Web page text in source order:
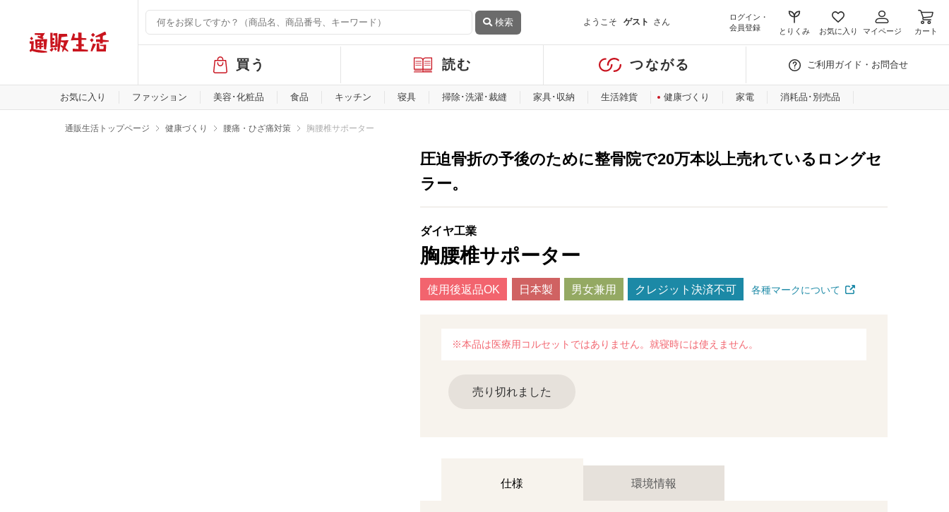
検索 ようこそ ゲスト さん
ログイン・
会員登録
とりくみ お気に入り マイページ カート
バ
ル
メ
買う 読む つながる ご利用ガイド・お問合せ
お気に入り ファッション 美容･化粧品 食品 キッチン 寝具 掃除･洗濯･裁縫 家具･収納 生活雑貨 健康づくり 家電 消耗品･別売品
通販生活トップページ 健康づくり 腰痛・ひざ痛対策 胸腰椎サポーター
圧迫骨折の予後のために整骨院で20万本以上売れているロングセ
ラー。
ダイヤ工業
胸腰椎サポーター
使用後返品OK 日本製 男女兼用 クレジット決済不可 各種マークについて
※本品は医療用コルセットではありません。就寝時には使えません。
売り切れました
仕様 環境情報